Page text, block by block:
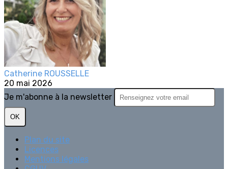
Catherine ROUSSELLE
20 mai 2026
Je m'abonne à la newsletter
OK
Plan du site
Licences
Mentions légales